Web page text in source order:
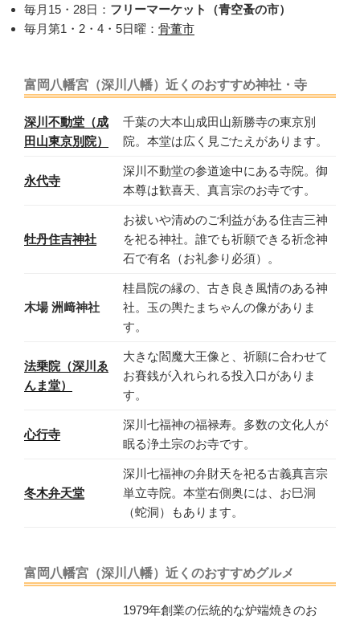
毎月15・28日： フリーマーケット（青空蚤の市）
毎月第1・2・4・5日曜： 骨董市
富岡八幡宮（深川八幡）近くのおすすめ神社・寺
深川不動堂（成
田山東京別院）
千葉の大本山成田山新勝寺の東京別
院。本堂は広く見ごたえがあります。
永代寺
深川不動堂の参道途中にある寺院。御
本尊は歓喜天、真言宗のお寺です。
牡丹住吉神社
お祓いや清めのご利益がある住吉三神
を祀る神社。誰でも祈願できる祈念神
石で有名（お礼参り必須）。
木場 洲﨑神社
桂昌院の縁の、古き良き風情のある神
社。玉の輿たまちゃんの像がありま
す。
法乗院（深川ゑ
んま堂）
大きな閻魔大王像と、祈願に合わせて
お賽銭が入れられる投入口がありま
す。
心行寺
深川七福神の福禄寿。多数の文化人が
眠る浄土宗のお寺です。
冬木弁天堂
深川七福神の弁財天を祀る古義真言宗
単立寺院。本堂右側奥には、お巳洞
（蛇洞）もあります。
富岡八幡宮（深川八幡）近くのおすすめグルメ
1979年創業の伝統的な炉端焼きのお